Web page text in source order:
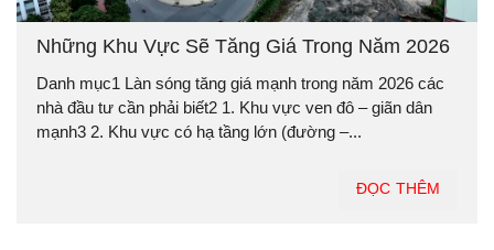
Những Khu Vực Sẽ Tăng Giá Trong Năm 2026
Danh mục1 Làn sóng tăng giá mạnh trong năm 2026 các
nhà đầu tư cần phải biết2 1. Khu vực ven đô – giãn dân
mạnh3 2. Khu vực có hạ tầng lớn (đường –...
ĐỌC THÊM